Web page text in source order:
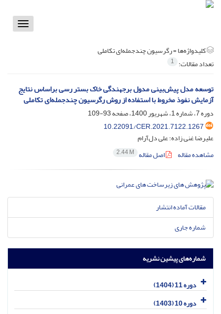
Toggle
کلیدواژه‌ها =رگرسیون چندجمله‌ای تکاملی
تعداد مقالات: 1
توسعه مدل پیش‌بینی مدول برجهندگی خاک بستر رسی براساس نتایج
آزمایش نفوذ مخروط با استفاده از روش رگرسیون چندجمله‌ای تکاملی
دوره 7، شماره 1، شهریور 1400، صفحه
93-109
10.22091/CER.2021.7122.1267
علیرضا غنی زاده؛ علی دل‌آرام
مشاهده مقاله
اصل مقاله 2.44 M
مقالات آماده انتشار
شماره جاری
شماره‌های پیشین نشریه
دوره 11 (1404)
دوره 10 (1403)